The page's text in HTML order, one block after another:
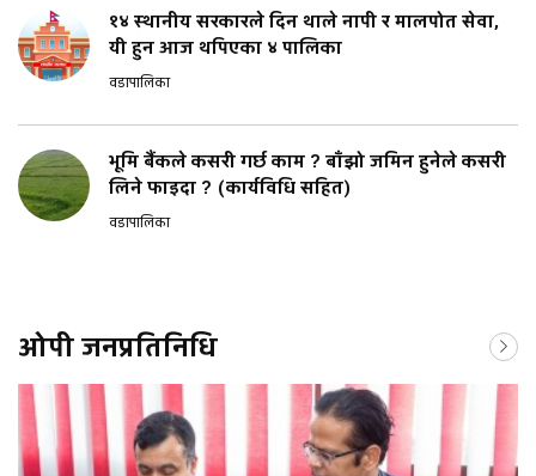
१४ स्थानीय सरकारले दिन थाले नापी र मालपोत सेवा,
यी हुन आज थपिएका ४ पालिका
वडापालिका
भूमि बैंकले कसरी गर्छ काम ? बाँझो जमिन हुनेले कसरी
लिने फाइदा ? (कार्यविधि सहित)
वडापालिका
ओपी जनप्रतिनिधि